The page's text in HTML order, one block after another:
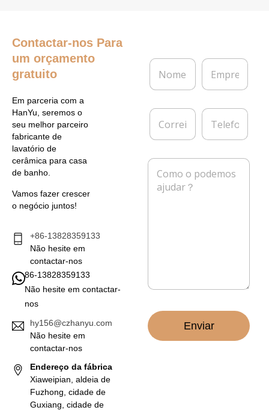
Contactar-nos Para
um orçamento
gratuito
Em parceria com a
HanYu, seremos o
seu melhor parceiro
fabricante de
lavatório de
cerâmica para casa
de banho.
Vamos fazer crescer
o negócio juntos!
+86-13828359133
Não hesite em
contactar-nos
86-13828359133
Não hesite em contactar-
nos
hy156@czhanyu.com
Não hesite em
contactar-nos
Endereço da fábrica
Xiaweipian, aldeia de
Fuzhong, cidade de
Guxiang, cidade de
N
m
*
E
p
e
C
r
e
c
T
l
f
o
n
M
Enviar